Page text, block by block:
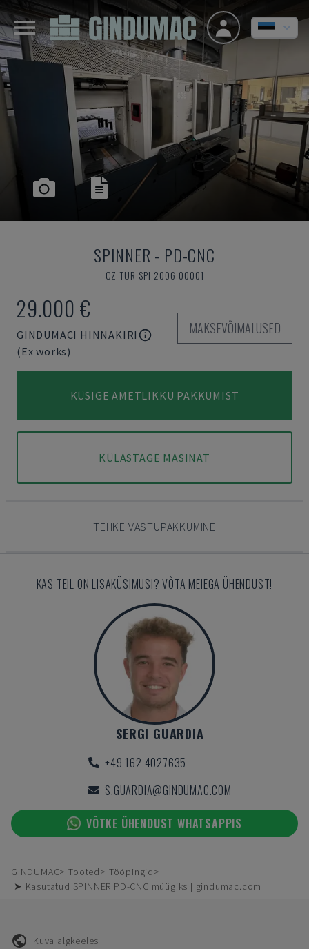
SPINNER - PD-CNC
CZ-TUR-SPI-2006-00001
29.000 €
GINDUMACI HINNAKIRI
(Ex works)
MAKSEVÕIMALUSED
KÜSIGE AMETLIKKU PAKKUMIST
KÜLASTAGE MASINAT
TEHKE VASTUPAKKUMINE
KAS TEIL ON LISAKÜSIMUSI? VÕTA MEIEGA ÜHENDUST!
SERGI GUARDIA
+49 162 4027635
S.GUARDIA@GINDUMAC.COM
VÕTKE ÜHENDUST WHATSAPPIS
GINDUMAC Tooted
Tööpingid
➤ Kasutatud SPINNER PD-CNC müügiks | gindumac.com
Kuva algkeeles